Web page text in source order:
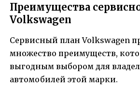
Преимущества
Volkswagen
Сервисный план Volkswagen
множество преимуществ,
выгодным выбором для
автомобилей этой марки.